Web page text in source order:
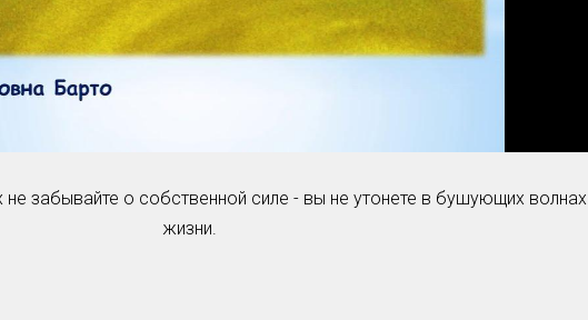
забывайте о собственной силе - вы не утонете в бушующих волнах
жизни.